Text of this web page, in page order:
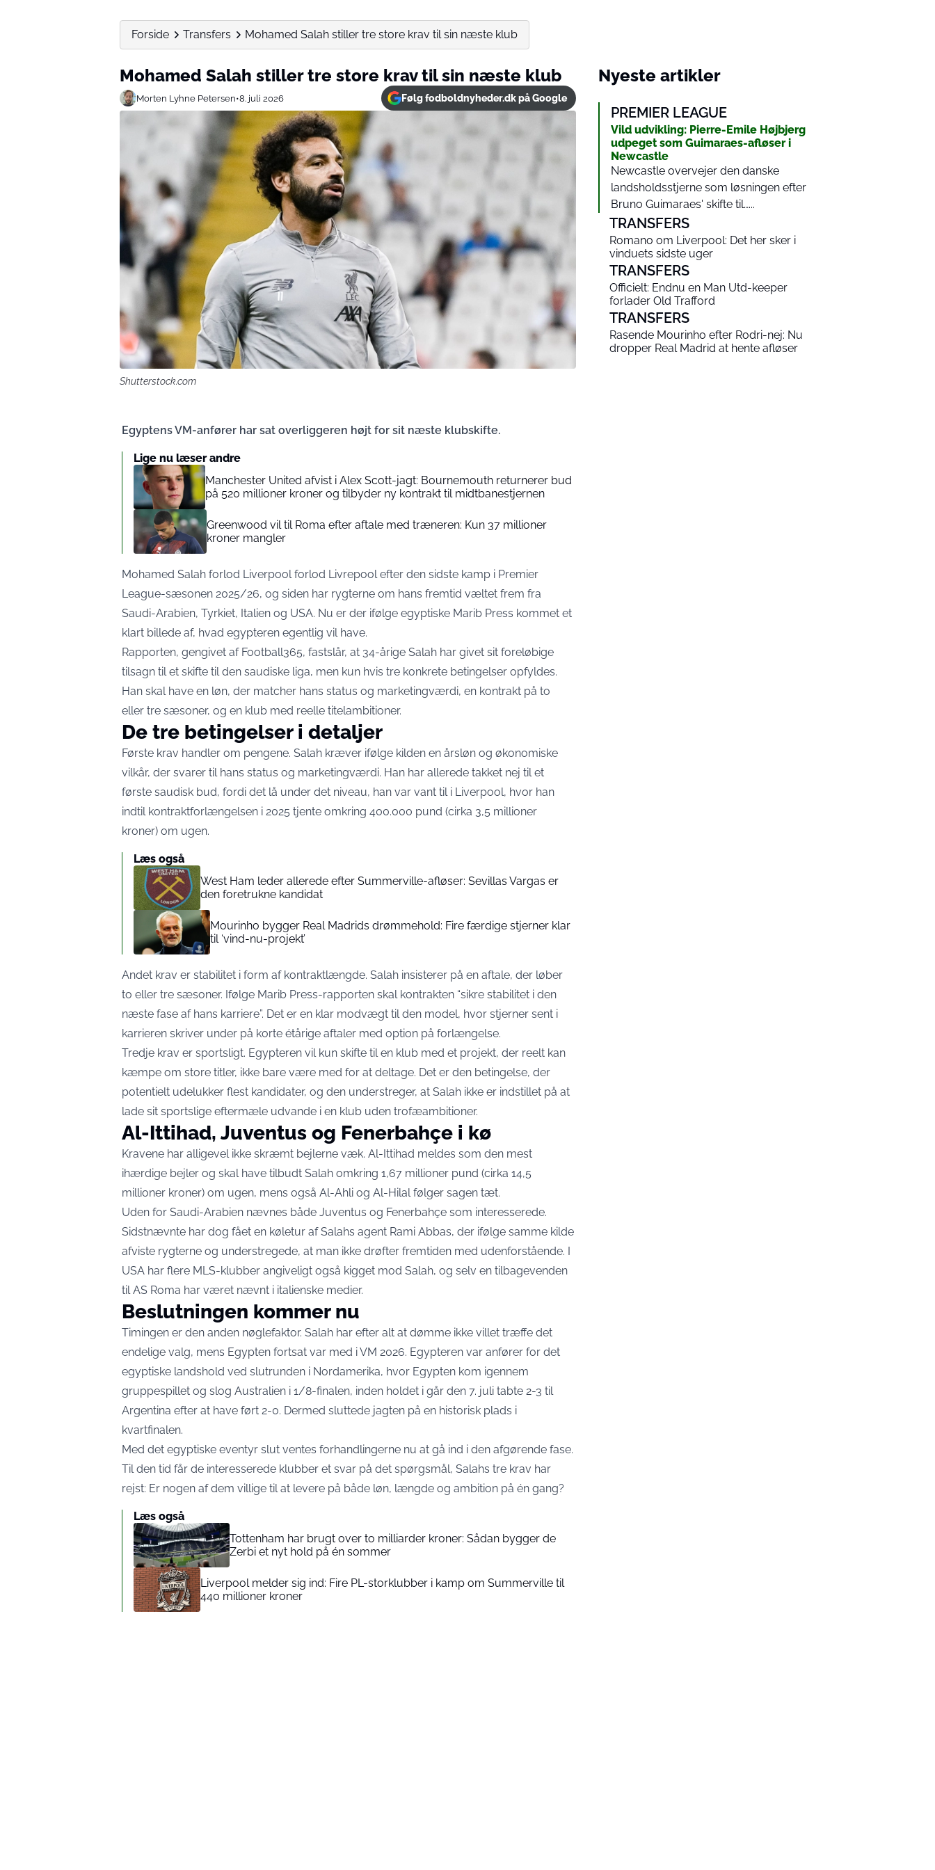
Forside Transfers Mohamed Salah stiller tre store krav til sin næste klub
Mohamed Salah stiller tre store krav til sin næste klub
Morten Lyhne Petersen•8. juli 2026 Følg fodboldnyheder.dk på Google
Shutterstock.com
Egyptens VM-anfører har sat overliggeren højt for sit næste klubskifte.
Lige nu læser andre
Manchester United afvist i Alex Scott-jagt: Bournemouth returnerer bud
på 520 millioner kroner og tilbyder ny kontrakt til midtbanestjernen
Greenwood vil til Roma efter aftale med træneren: Kun 37 millioner
kroner mangler
Mohamed Salah forlod Liverpool forlod Livrepool efter den sidste kamp i Premier
League-sæsonen 2025/26, og siden har rygterne om hans fremtid væltet frem fra
Saudi-Arabien, Tyrkiet, Italien og USA. Nu er der ifølge egyptiske Marib Press kommet et
klart billede af, hvad egypteren egentlig vil have.
Rapporten, gengivet af Football365, fastslår, at 34-årige Salah har givet sit foreløbige
tilsagn til et skifte til den saudiske liga, men kun hvis tre konkrete betingelser opfyldes.
Han skal have en løn, der matcher hans status og marketingværdi, en kontrakt på to
eller tre sæsoner, og en klub med reelle titelambitioner.
De tre betingelser i detaljer
Første krav handler om pengene. Salah kræver ifølge kilden en årsløn og økonomiske
vilkår, der svarer til hans status og marketingværdi. Han har allerede takket nej til et
første saudisk bud, fordi det lå under det niveau, han var vant til i Liverpool, hvor han
indtil kontraktforlængelsen i 2025 tjente omkring 400.000 pund (cirka 3,5 millioner
kroner) om ugen.
Læs også
West Ham leder allerede efter Summerville-afløser: Sevillas Vargas er
den foretrukne kandidat
Mourinho bygger Real Madrids drømmehold: Fire færdige stjerner klar
til ‘vind-nu-projekt’
Andet krav er stabilitet i form af kontraktlængde. Salah insisterer på en aftale, der løber
to eller tre sæsoner. Ifølge Marib Press-rapporten skal kontrakten “sikre stabilitet i den
næste fase af hans karriere”. Det er en klar modvægt til den model, hvor stjerner sent i
karrieren skriver under på korte étårige aftaler med option på forlængelse.
Tredje krav er sportsligt. Egypteren vil kun skifte til en klub med et projekt, der reelt kan
kæmpe om store titler, ikke bare være med for at deltage. Det er den betingelse, der
potentielt udelukker flest kandidater, og den understreger, at Salah ikke er indstillet på at
lade sit sportslige eftermæle udvande i en klub uden trofæambitioner.
Al-Ittihad, Juventus og Fenerbahçe i kø
Kravene har alligevel ikke skræmt bejlerne væk. Al-Ittihad meldes som den mest
ihærdige bejler og skal have tilbudt Salah omkring 1,67 millioner pund (cirka 14,5
millioner kroner) om ugen, mens også Al-Ahli og Al-Hilal følger sagen tæt.
Uden for Saudi-Arabien nævnes både Juventus og Fenerbahçe som interesserede.
Sidstnævnte har dog fået en køletur af Salahs agent Rami Abbas, der ifølge samme kilde
afviste rygterne og understregede, at man ikke drøfter fremtiden med udenforstående. I
USA har flere MLS-klubber angiveligt også kigget mod Salah, og selv en tilbagevenden
til AS Roma har været nævnt i italienske medier.
Beslutningen kommer nu
Timingen er den anden nøglefaktor. Salah har efter alt at dømme ikke villet træffe det
endelige valg, mens Egypten fortsat var med i VM 2026. Egypteren var anfører for det
egyptiske landshold ved slutrunden i Nordamerika, hvor Egypten kom igennem
gruppespillet og slog Australien i 1/8-finalen, inden holdet i går den 7. juli tabte 2-3 til
Argentina efter at have ført 2-0. Dermed sluttede jagten på en historisk plads i
kvartfinalen.
Med det egyptiske eventyr slut ventes forhandlingerne nu at gå ind i den afgørende fase.
Til den tid får de interesserede klubber et svar på det spørgsmål, Salahs tre krav har
rejst: Er nogen af dem villige til at levere på både løn, længde og ambition på én gang?
Læs også
Tottenham har brugt over to milliarder kroner: Sådan bygger de
Zerbi et nyt hold på én sommer
Liverpool melder sig ind: Fire PL-storklubber i kamp om Summerville til
440 millioner kroner
Nyeste artikler
PREMIER LEAGUE
Vild udvikling: Pierre-Emile Højbjerg
udpeget som Guimaraes-afløser i
Newcastle
Newcastle overvejer den danske
landsholdsstjerne som løsningen efter
Bruno Guimaraes' skifte til…...
TRANSFERS
Romano om Liverpool: Det her sker i
vinduets sidste uger
TRANSFERS
Officielt: Endnu en Man Utd-keeper
forlader Old Trafford
TRANSFERS
Rasende Mourinho efter Rodri-nej: Nu
dropper Real Madrid at hente afløser